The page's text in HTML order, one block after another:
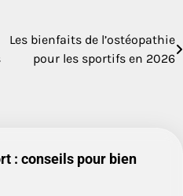
Les bienfaits de l’ostéopathie
pour les sportifs en 2026
: conseils pour bien